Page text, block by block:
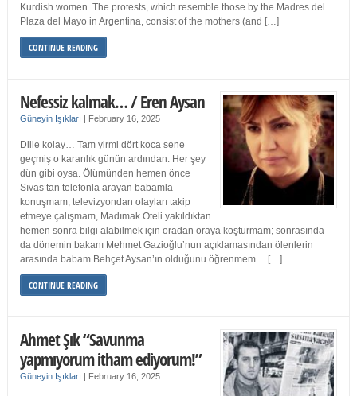
Kurdish women. The protests, which resemble those by the Madres del
Plaza del Mayo in Argentina, consist of the mothers (and […]
CONTINUE READING
Nefessiz kalmak… / Eren Aysan
Güneyin Işıkları | February 16, 2025
Dille kolay… Tam yirmi dört koca sene
geçmiş o karanlık günün ardından. Her şey
dün gibi oysa. Ölümünden hemen önce
Sıvas’tan telefonla arayan babamla
konuşmam, televizyondan olayları takip
etmeye çalışmam, Madımak Oteli yakıldıktan
hemen sonra bilgi alabilmek için oradan oraya koşturmam; sonrasında
da dönemin bakanı Mehmet Gazioğlu’nun açıklamasından ölenlerin
arasında babam Behçet Aysan’ın olduğunu öğrenmem… […]
CONTINUE READING
Ahmet Şık “Savunma
yapmıyorum itham ediyorum!”
Güneyin Işıkları | February 16, 2025